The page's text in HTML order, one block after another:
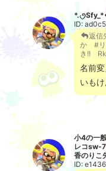
ID:
返信
か #リ
き!!
名前
いも
小4の一
レコsw-
香のりこ
ID: